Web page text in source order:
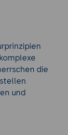
die
und